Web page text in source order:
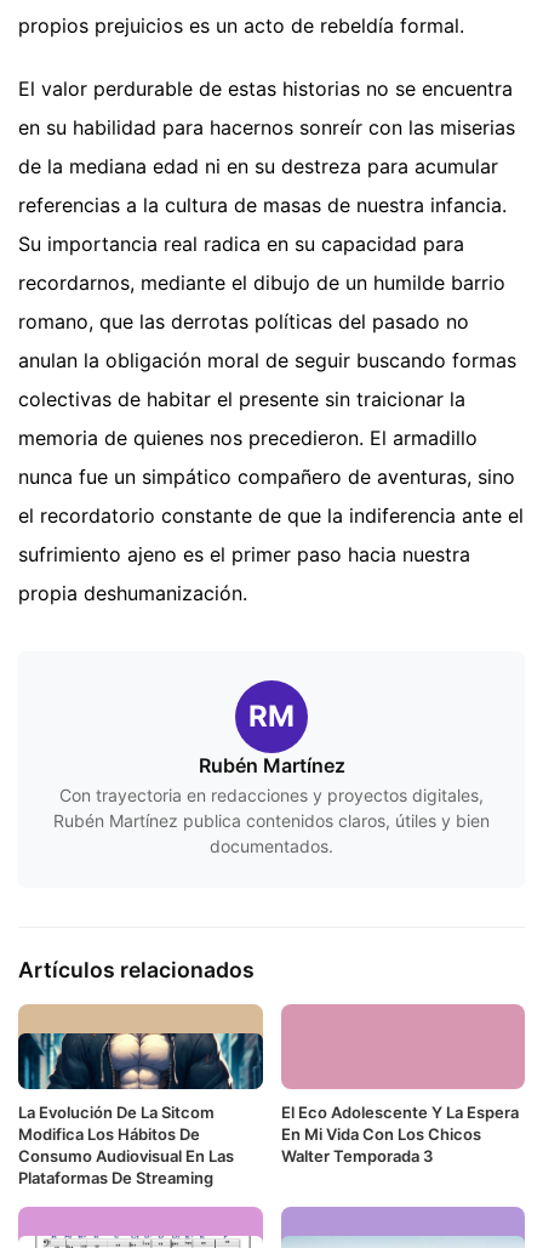
propios prejuicios es un acto de rebeldía formal.
El valor perdurable de estas historias no se encuentra
en su habilidad para hacernos sonreír con las miserias
de la mediana edad ni en su destreza para acumular
referencias a la cultura de masas de nuestra infancia.
Su importancia real radica en su capacidad para
recordarnos, mediante el dibujo de un humilde barrio
romano, que las derrotas políticas del pasado no
anulan la obligación moral de seguir buscando formas
colectivas de habitar el presente sin traicionar la
memoria de quienes nos precedieron. El armadillo
nunca fue un simpático compañero de aventuras, sino
el recordatorio constante de que la indiferencia ante el
sufrimiento ajeno es el primer paso hacia nuestra
propia deshumanización.
RM
Rubén Martínez
Con trayectoria en redacciones y proyectos digitales,
Rubén Martínez publica contenidos claros, útiles y bien
documentados.
Artículos relacionados
La Evolución De La Sitcom
Modifica Los Hábitos De
Consumo Audiovisual En Las
Plataformas De Streaming
El Eco Adolescente Y La Espera
En Mi Vida Con Los Chicos
Walter Temporada 3